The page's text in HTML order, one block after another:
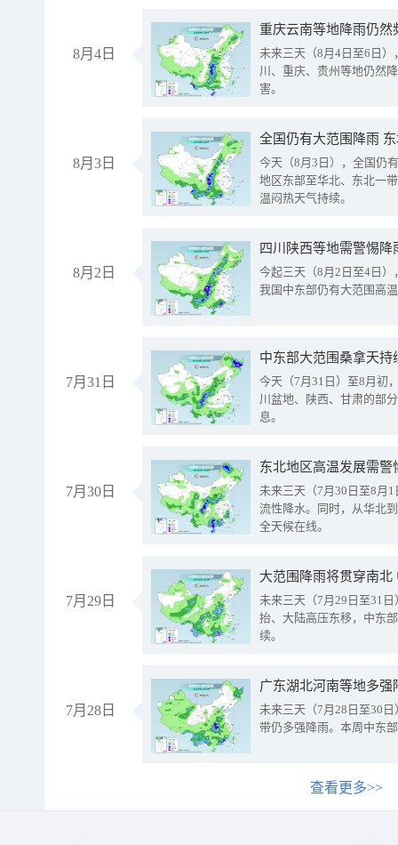
8月4日
重庆云南等地降雨仍然
未来三天（8月4日至6日
川、重庆、贵州等地仍然
害。
8月3日
全国仍有大范围降雨
今天（8月3日），全国仍
地区东部至华北、东北一
温闷热天气持续。
8月2日
今起三天（8月2日至4日
我国中东部仍有大范围高
7月31日
中东部大范围桑拿天
今天（7月31日）至8月初
川盆地、陕西、甘肃的部
息。
7月30日
东北地区高温发展需
未来三天（7月30日至8月
流性降水。同时，从华北
全天候在线。
7月29日
大范围降雨将贯穿南
未来三天（7月29日至31
抬、大陆高压东移，中东
续。
7月28日
广东湖北河南等地多
未来三天（7月28日至30
带仍多强降雨。本周中东
查看更多>>